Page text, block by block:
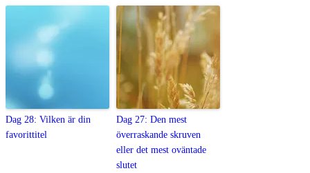
Dag 28: Vilken är din
favorittitel
Dag 27: Den mest
överraskande skruven
eller det mest oväntade
slutet